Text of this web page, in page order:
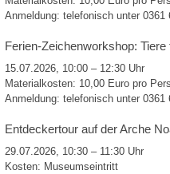
Anmeldung: telefonisch unter 0361
Ferien-Zeichenworkshop:
15.07.2026, 10:00 – 12:30 Uhr
Materialkosten: 10,00 Euro pro
Anmeldung: telefonisch unter 0361
Entdeckertour auf der Arche
29.07.2026, 10:30 – 11:30 Uhr
Kosten: Museumseintritt